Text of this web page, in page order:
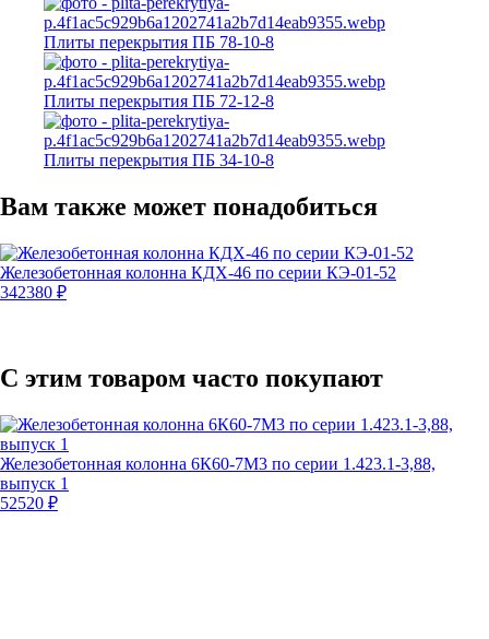
Плиты перекрытия ПБ 78-10-8
Плиты перекрытия ПБ 72-12-8
Плиты перекрытия ПБ 34-10-8
Вам также может понадобиться
Железобетонная колонна КДХ‑46 по серии КЭ‑01‑52
342380 ₽
С этим товаром часто покупают
Железобетонная колонна 6К60‑7М3 по серии 1.423.1‑3,88,
выпуск 1
52520 ₽